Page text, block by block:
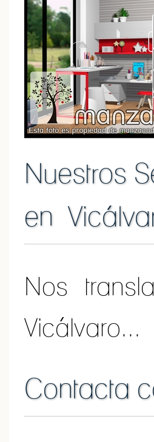
Nuestros
en
Nos
Vicálvaro...
Contacta